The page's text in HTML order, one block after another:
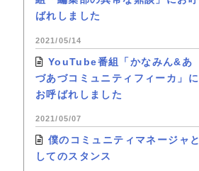
ばれしました
2021/05/14
YouTube番組「かなみん&あ
づあづコミュニティフィーカ」に
お呼ばれしました
2021/05/07
僕のコミュニティマネージャと
してのスタンス